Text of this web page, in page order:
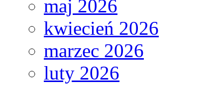
maj 2026
kwiecień 2026
marzec 2026
luty 2026